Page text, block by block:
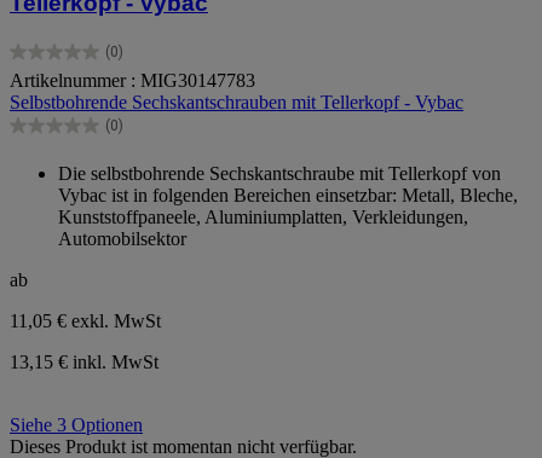
(0)
0.0
von
5
Sternen.
Artikelnummer : MIG30147783
Selbstbohrende Sechskantschrauben mit Tellerkopf - Vybac
(0)
0.0
Sternen.
Die selbstbohrende Sechskantschraube mit Tellerkopf von
Vybac ist in folgenden Bereichen einsetzbar: Metall, Bleche,
Kunststoffpaneele, Aluminiumplatten, Verkleidungen,
Automobilsektor
ab
11,05 € exkl. MwSt
13,15 € inkl. MwSt
Siehe 3 Optionen
Dieses Produkt ist momentan nicht verfügbar.